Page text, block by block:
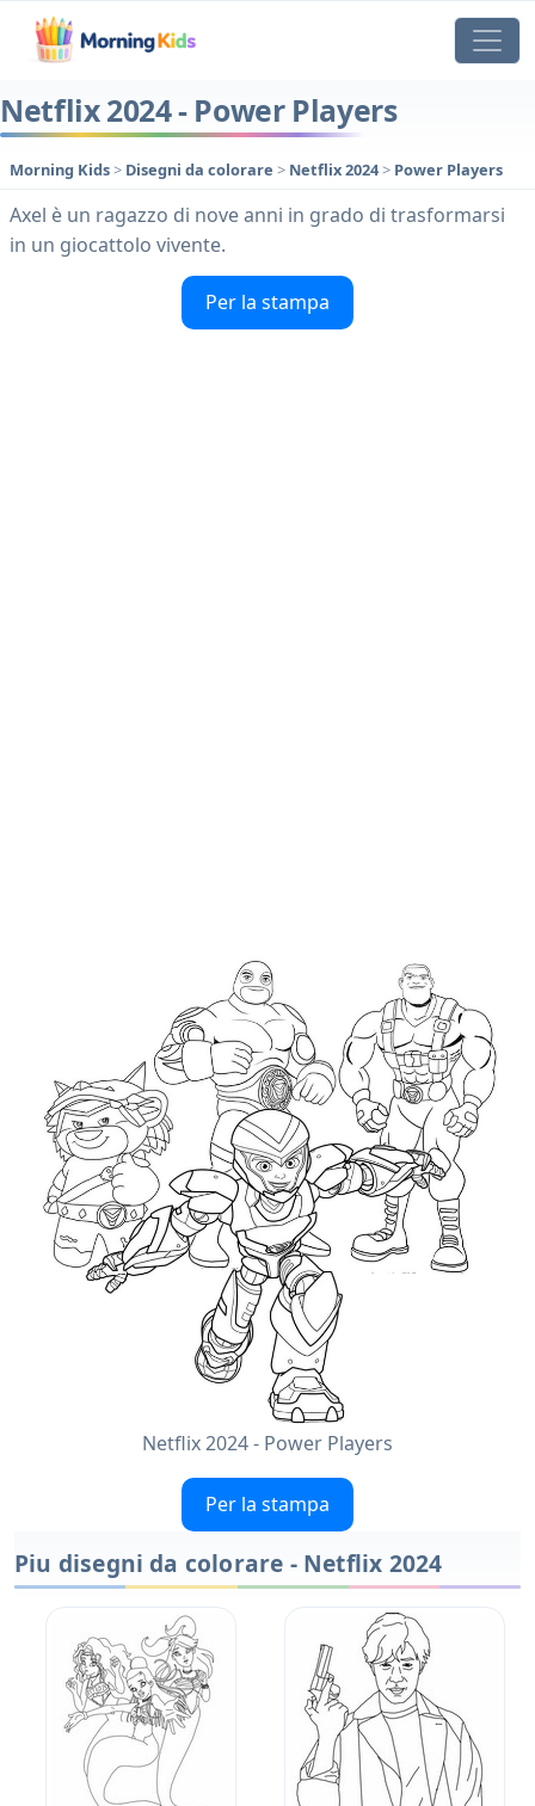
Netflix 2024 - Power Players
Morning Kids> Disegni da colorare > Netflix 2024> Power Players
Axel è un ragazzo di nove anni in grado di trasformarsi
in un giocattolo vivente.
Per la stampa
Netflix 2024 - Power Players
Per la stampa
Piu disegni da colorare - Netflix 2024